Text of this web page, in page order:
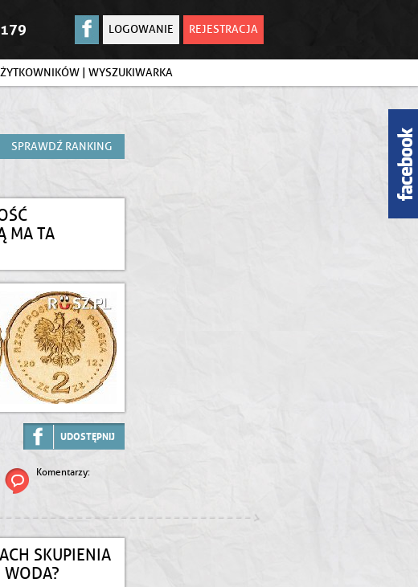
LOGOWANIE REJESTRACJA
| WYSZUKIWARKA
SPRAWDŹ RANKING
MA TA
UDOSTĘPNIJ
Komentarzy:
SKUPIENIA
WODA?